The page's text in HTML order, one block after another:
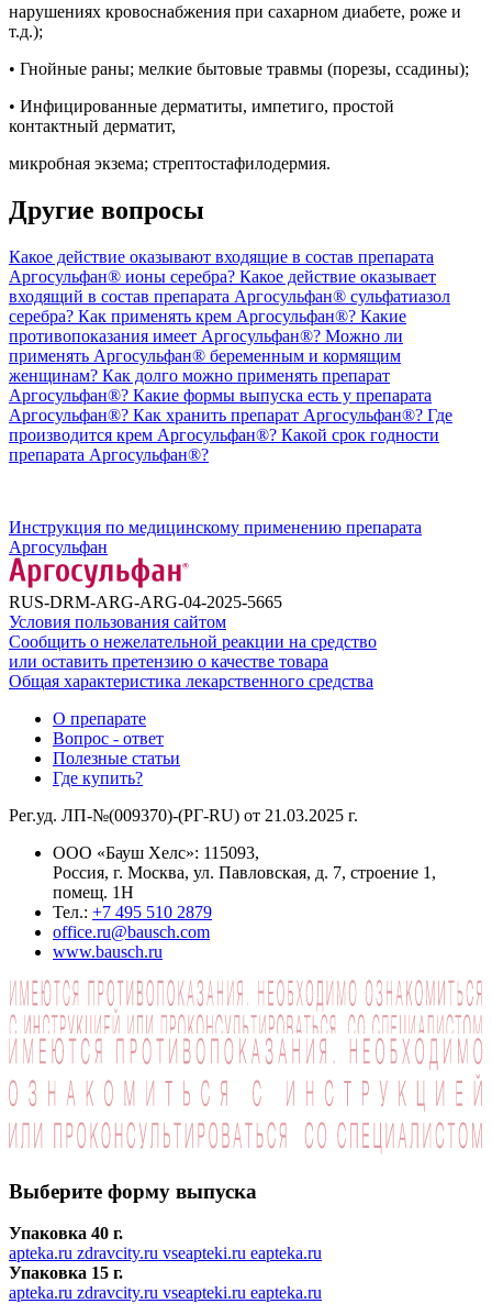
нарушениях кровоснабжения при сахарном диабете, роже и
т.д.);
• Гнойные раны; мелкие бытовые травмы (порезы, ссадины);
• Инфицированные дерматиты, импетиго, простой
контактный дерматит,
микробная экзема; стрептостафилодермия.
Другие вопросы
Какое действие оказывают входящие в состав препарата
Аргосульфан® ионы серебра? Какое действие оказывает
входящий в состав препарата Аргосульфан® сульфатиазол
серебра? Как применять крем Аргосульфан®? Какие
противопоказания имеет Аргосульфан®? Можно ли
применять Аргосульфан® беременным и кормящим
женщинам? Как долго можно применять препарат
Аргосульфан®? Какие формы выпуска есть у препарата
Аргосульфан®? Как хранить препарат Аргосульфан®? Где
производится крем Аргосульфан®? Какой срок годности
препарата Аргосульфан®?
Инструкция по медицинскому применению препарата
Аргосульфан
RUS-DRM-ARG-ARG-04-2025-5665
Условия пользования сайтом
Сообщить о нежелательной реакции на средство
или оставить претензию о качестве товара
Общая характеристика лекарственного средства
О препарате
Вопрос - ответ
Полезные статьи
Где купить?
Рег.уд. ЛП-№(009370)-(РГ-RU) от 21.03.2025 г.
ООО «Бауш Хелс»: 115093,
Россия, г. Москва, ул. Павловская, д. 7, строение 1,
помещ. 1Н
Тел.: +7 495 510 2879
office.ru@bausch.com
www.bausch.ru
Выберите форму выпуска
Упаковка 40 г.
apteka.ru zdravcity.ru vseapteki.ru eapteka.ru
Упаковка 15 г.
apteka.ru zdravcity.ru vseapteki.ru eapteka.ru